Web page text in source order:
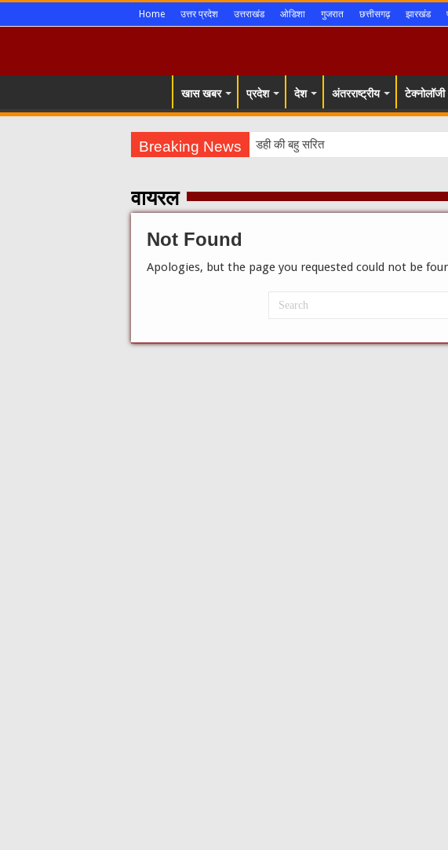
Home उत्तर प्रदेश उत्तराखंड ओडिशा गुजरात छत्तीसगढ़ झारखंड
खास खबर प्रदेश देश अंतरराष्ट्रीय टेक्नोलॉजी
Breaking News डही की बहु सरिता अलावा ने बढ़ाया
वायरल
Not Found
Apologies, but the page you requested could not be